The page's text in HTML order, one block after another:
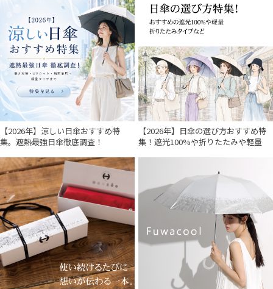
【2026年】涼しい日傘おすすめ特
集。遮熱最強日傘徹底調査！
【2026年】日傘の選び方おすすめ特
集！遮光100%や折りたたみや軽量